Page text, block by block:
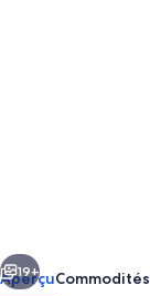
Ponga
Suivant
19+
AperçuCommodités